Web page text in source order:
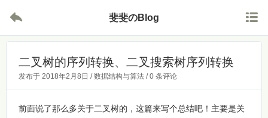
 斐斐のBlog 
二叉树的序列转换、二叉搜索树序列转换
发布于 2018年2月8日 /数据结构与算法 /0 条评论
前面说了那么多关于二叉树的，这篇来写个总结吧！主要是关